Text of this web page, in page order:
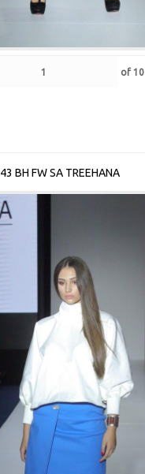
of 10
43 BH FW SA TREEHANA